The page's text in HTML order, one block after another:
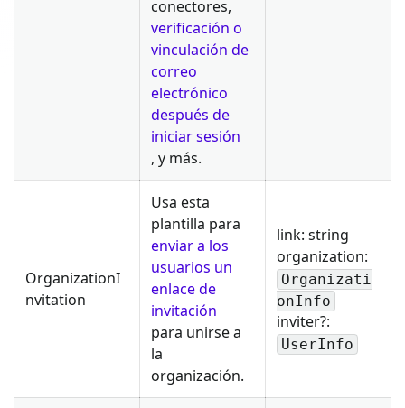
conectores,
verificación o
vinculación de
correo
electrónico
después de
iniciar sesión
, y más.
OrganizationI
nvitation
Usa esta
plantilla para
enviar a los
usuarios un
enlace de
invitación
para unirse a
la
organización.
link: string
organization:
Organizati
onInfo
inviter?:
UserInfo